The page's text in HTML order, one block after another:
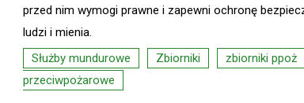
przed nim wymogi prawne i zapewni ochronę
ludzi i mienia.
Służby mundurowe
Zbiorniki zbiorniki ppoż
przeciwpożarowe